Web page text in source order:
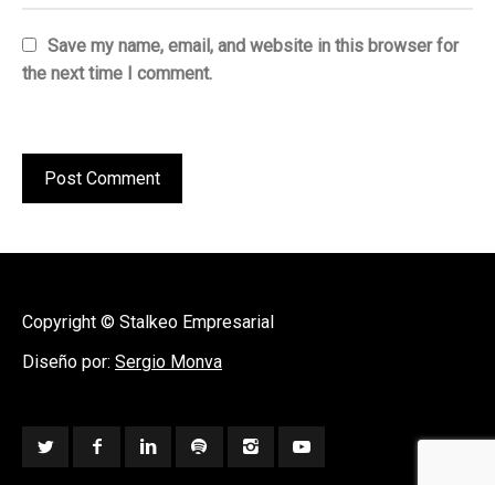
Save my name, email, and website in this browser for
the next time I comment.
Copyright © Stalkeo Empresarial
Diseño por: Sergio Monva